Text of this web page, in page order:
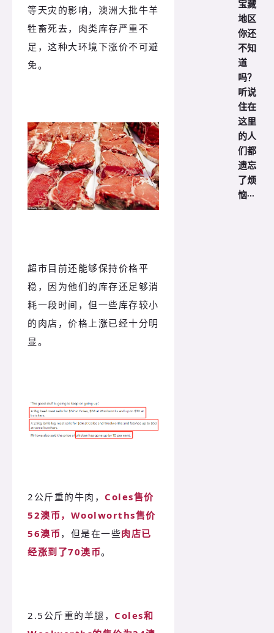
等天灾的影响，澳洲大批牛羊
牲畜死去，肉类库存严重不
足，这种大环境下涨价不可避
免。
超市目前还能够保持价格平
稳，因为他们的库存还足够消
耗一段时间，但一些库存较小
的肉店，价格上涨已经十分明
显。
2公斤重的牛肉， Coles售价
52澳币，Woolworths售价
56澳币，但是在一些肉店已
经涨到了70澳币。
2.5公斤重的羊腿， Coles和
宝藏
地区
你还
不知
道
吗？
听说
住在
这里
的人
们都
遗忘
了烦
恼···